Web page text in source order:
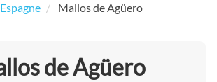
Espagne Mallos de Agüero
de Agüero